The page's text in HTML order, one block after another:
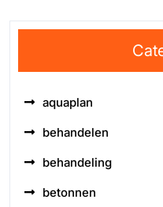
aquaplan
behandelen
behandeling
betonnen